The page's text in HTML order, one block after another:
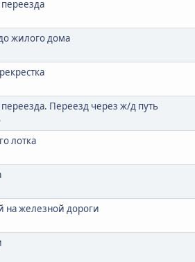
жилого дома
Переезд через ж/д путь
лотка
на железной дороги